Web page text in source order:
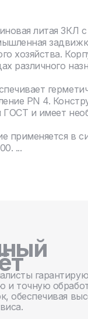
литая ЗКЛ
хозяйства.
различного
PN 4.
ГОСТ и имеет
применяется в
...
и точную
обеспечивая